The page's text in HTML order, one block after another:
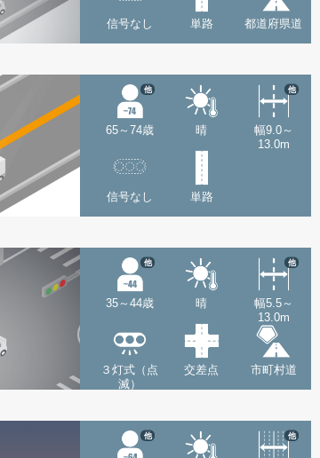
信号なし 単路 都道府県道
65～74歳
他
晴
幅9.0～
13.0m
他
信号なし 単路
35～44歳
他
晴
幅5.5～
13.0m
他
３灯式（点
滅）
交差点 市町村道
他 他